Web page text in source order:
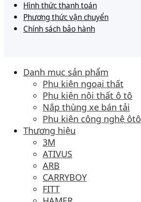
Hình thức thanh toán
Phương thức vận chuyển
Chính sách bảo hành
Danh mục sản phẩm
Phụ kiện ngoại thất
Phụ kiện nội thất ô tô
Nắp thùng xe bán tải
Phụ kiện công nghệ ôtô
Thương hiệu
3M
ATIVUS
ARB
CARRYBOY
FITT